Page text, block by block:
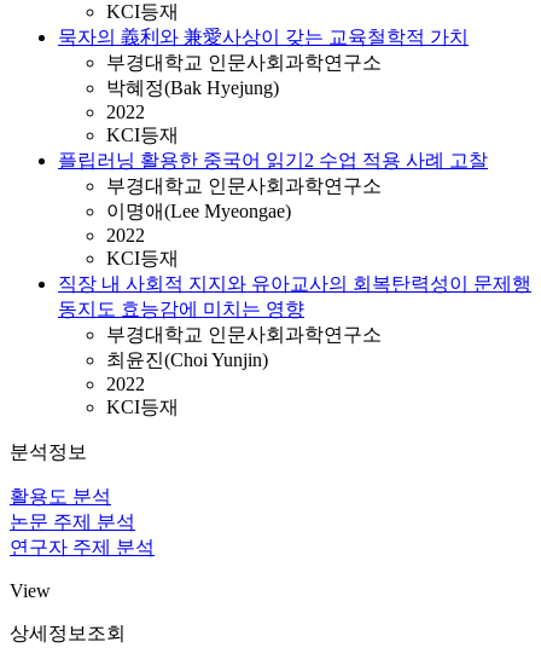
KCI등재
묵자의 義利와 兼愛사상이 갖는 교육철학적 가치
부경대학교 인문사회과학연구소
박혜정(Bak Hyejung)
2022
KCI등재
플립러닝 활용한 중국어 읽기2 수업 적용 사례 고찰
부경대학교 인문사회과학연구소
이명애(Lee Myeongae)
2022
KCI등재
직장 내 사회적 지지와 유아교사의 회복탄력성이 문제행
동지도 효능감에 미치는 영향
부경대학교 인문사회과학연구소
최윤진(Choi Yunjin)
2022
KCI등재
분석정보
활용도 분석
논문 주제 분석
연구자 주제 분석
View
상세정보조회